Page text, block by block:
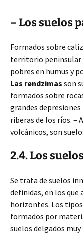
– Los suelos
Formados sobre
territorio peninsular
pobres en humus y
Las rendzimas son
formados sobre
grandes
riberas de los ríos. –
volcánicos, son
2.4. Los
Se trata de suelos
definidas, en los que
horizontes. Los
formados por
suelos delgados